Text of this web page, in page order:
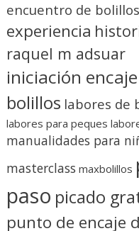
encuentro de bolillos
experiencia
raquel m adsuar
iniciación
bolillos labores de
labores para peques
manualidades para
masterclass maxbolillos
paso picado
punto de encaje